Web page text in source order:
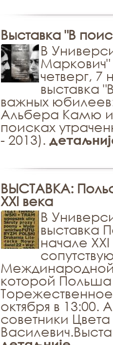
Выставка "В
В
Маркович"
четверг, 7
выставка
важных
Альбера Камю
поисках
- 2013).
ВЫСТАВКА:
XXI века
В
выставка
начале
Междинародной
которой Польша
Торежественное
октября в 13:00.
советники